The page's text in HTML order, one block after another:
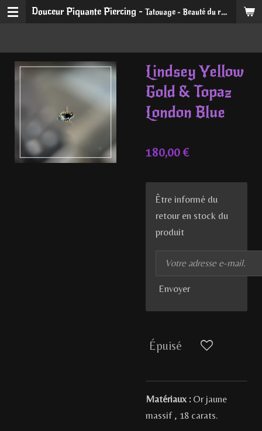
Passer
principal
Douceur Piquante Piercing -Tatouage - Beauté du regard et du sourire
Lindsey Yellow
Gold & Topaz
London Blue
180,00 €
Être informé du
retour en stock du
produit
Envoyer
Épuisé
Matériaux : Or jaune
massif , 18 carats.